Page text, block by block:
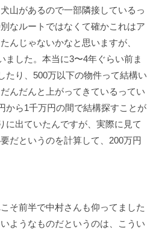
山があるので一部隣接しているっ
なルートではなくて確かこれはア
んじゃないかなと思いますが、
ました。本当に3〜4年ぐらい前ま
たり、500万以下の物件って結構い
んだんと上がってきているってい
から1千万円の間で結構探すことが
に出ていたんですが、実際に見て
だというのを計算して、200万円
そ前半で中村さんも仰ってました
ようなものだというのは、こうい